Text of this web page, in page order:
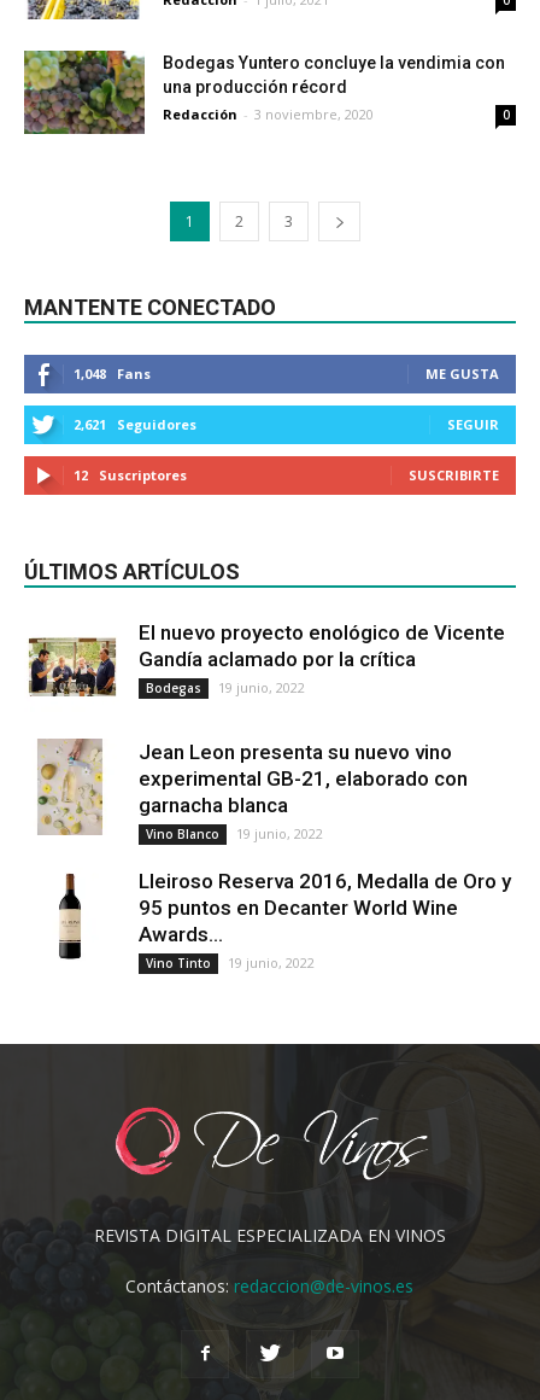
Bodegas Yuntero concluye la vendimia con
una producción récord
Redacción - 3 noviembre, 2020 0
1 2 3
MANTENTE CONECTADO
1,048 Fans ME GUSTA
2,621 Seguidores SEGUIR
12 Suscriptores SUSCRIBIRTE
ÚLTIMOS ARTÍCULOS
El nuevo proyecto enológico de Vicente
Gandía aclamado por la crítica
Bodegas 19 junio, 2022
Jean Leon presenta su nuevo vino
experimental GB-21, elaborado con
garnacha blanca
Vino Blanco 19 junio, 2022
Lleiroso Reserva 2016, Medalla de Oro y
95 puntos en Decanter World Wine
Awards...
Vino Tinto 19 junio, 2022
REVISTA DIGITAL ESPECIALIZADA EN VINOS
Contáctanos:redaccion@de-vinos.es